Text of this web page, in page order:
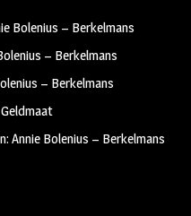
Bolenius – Berkelmans
– Berkelmans
– Berkelmans
Annie Bolenius – Berkelmans